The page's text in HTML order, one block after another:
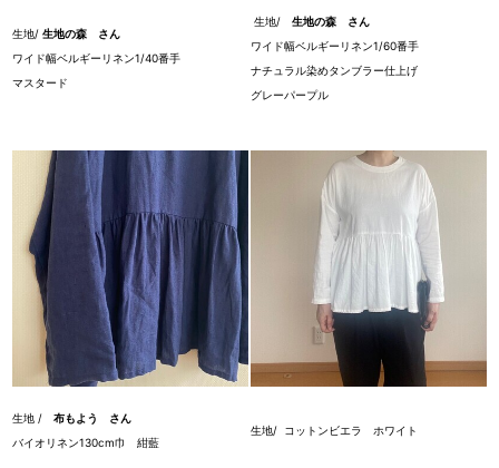
生地/ 生地の森 さん
ワイド幅ベルギーリネン1/40番手
マスタード
生地/ 生地の森 さん
ワイド幅ベルギーリネン1/60番手
ナチュラル染めタンブラー仕上げ
グレーパープル
生地 / 布もよう さん
バイオリネン130cm巾 紺藍
生地/ コットンビエラ ホワイト